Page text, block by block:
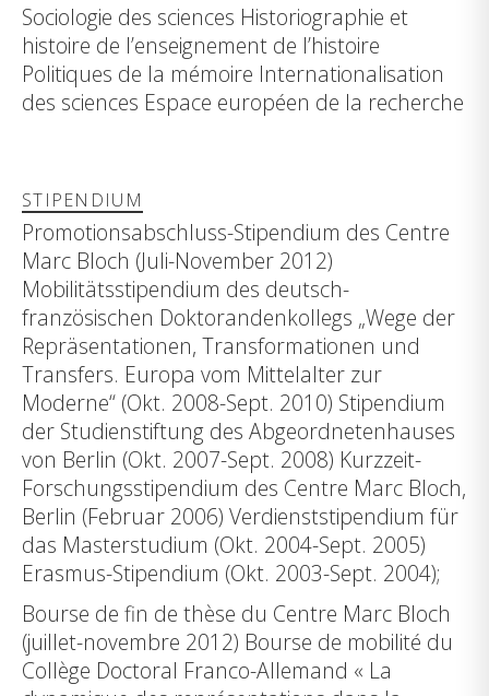
Sociologie des sciences Historiographie et
histoire de l’enseignement de l’histoire
Politiques de la mémoire Internationalisation
des sciences Espace européen de la recherche
STIPENDIUM
Promotionsabschluss-Stipendium des Centre
Marc Bloch (Juli-November 2012)
Mobilitätsstipendium des deutsch-
französischen Doktorandenkollegs „Wege der
Repräsentationen, Transformationen und
Transfers. Europa vom Mittelalter zur
Moderne“ (Okt. 2008-Sept. 2010) Stipendium
der Studienstiftung des Abgeordnetenhauses
von Berlin (Okt. 2007-Sept. 2008) Kurzzeit-
Forschungsstipendium des Centre Marc Bloch,
Berlin (Februar 2006) Verdienststipendium für
das Masterstudium (Okt. 2004-Sept. 2005)
Erasmus-Stipendium (Okt. 2003-Sept. 2004);
Bourse de fin de thèse du Centre Marc Bloch
(juillet-novembre 2012) Bourse de mobilité du
Collège Doctoral Franco-Allemand « La